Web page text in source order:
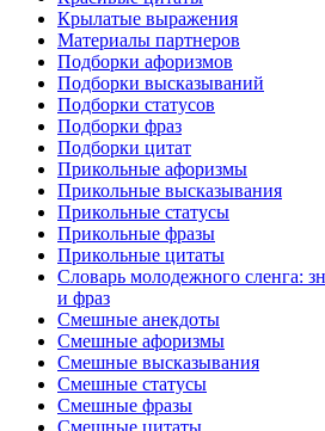
Крылатые выражения
Материалы партнеров
Подборки афоризмов
Подборки высказываний
Подборки статусов
Подборки фраз
Подборки цитат
Прикольные афоризмы
Прикольные высказывания
Прикольные статусы
Прикольные фразы
Прикольные цитаты
Словарь молодежного сленга:
и фраз
Смешные анекдоты
Смешные афоризмы
Смешные высказывания
Смешные статусы
Смешные фразы
Смешные цитаты